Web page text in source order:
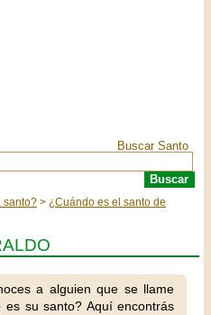
Buscar Santo
santo?
¿Cuándo es el santo de
a alguien que se llame
su santo? Aquí encontrás